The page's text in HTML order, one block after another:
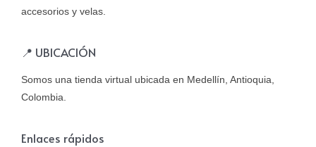
accesorios y velas.
📍 UBICACIÓN
Somos una tienda virtual ubicada en Medellín, Antioquia,
Colombia.
Enlaces rápidos